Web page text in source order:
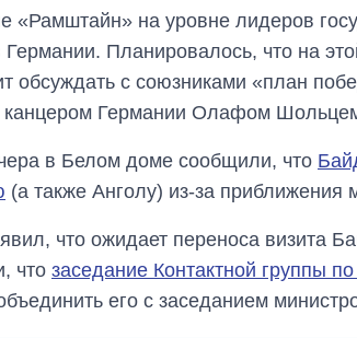
«Рамштайн» на уровне лидеров
Германии. Планировалось, что на
обсуждать с союзниками «план
канцером Германии Олафом
в Белом доме сообщили, что
(а также Анголу) из-за
что ожидает переноса визита
что заседание Контактной группы
его с заседанием